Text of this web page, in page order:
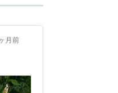
月前